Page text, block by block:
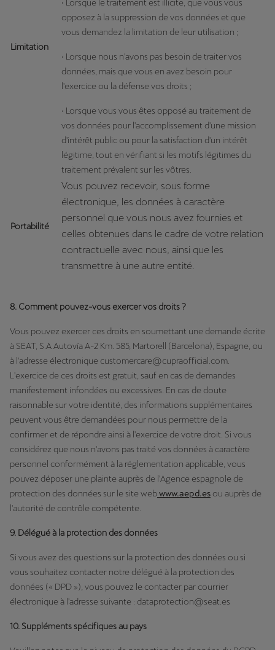
Limitation
• Lorsque le traitement est illicite, que vous vous
opposez à la suppression de vos données et que
vous demandez la limitation de leur utilisation ;
• Lorsque nous n'avons pas besoin de traiter vos
données, mais que vous en avez besoin pour
l'exercice ou la défense vos droits ;
• Lorsque vous vous êtes opposé au traitement de
vos données pour l'accomplissement d'une mission
d'intérêt public ou pour la satisfaction d'un intérêt
légitime, tout en vérifiant si les motifs légitimes du
traitement prévalent sur les vôtres.
Portabilité
Vous pouvez recevoir, sous forme
électronique, les données à caractère
personnel que vous nous avez fournies et
celles obtenues dans le cadre de votre relation
contractuelle avec nous, ainsi que les
transmettre à une autre entité.
8. Comment pouvez-vous exercer vos droits ?
Vous pouvez exercer ces droits en soumettant une demande écrite
à SEAT, S.A Autovía A-2 Km. 585, Martorell (Barcelona), Espagne, ou
à l'adresse électronique customercare@cupraofficial.com.
L'exercice de ces droits est gratuit, sauf en cas de demandes
manifestement infondées ou excessives. En cas de doute
raisonnable sur votre identité, des informations supplémentaires
peuvent vous être demandées pour nous permettre de la
confirmer et de répondre ainsi à l'exercice de votre droit. Si vous
considérez que nous n'avons pas traité vos données à caractère
personnel conformément à la réglementation applicable, vous
pouvez déposer une plainte auprès de l'Agence espagnole de
protection des données sur le site webwww.aepd.es ou auprès de
l'autorité de contrôle compétente.
9. Délégué à la protection des données
Si vous avez des questions sur la protection des données ou si
vous souhaitez contacter notre délégué à la protection des
données (« DPD »), vous pouvez le contacter par courrier
électronique à l'adresse suivante : dataprotection@seat.es
10. Suppléments spécifiques au pays